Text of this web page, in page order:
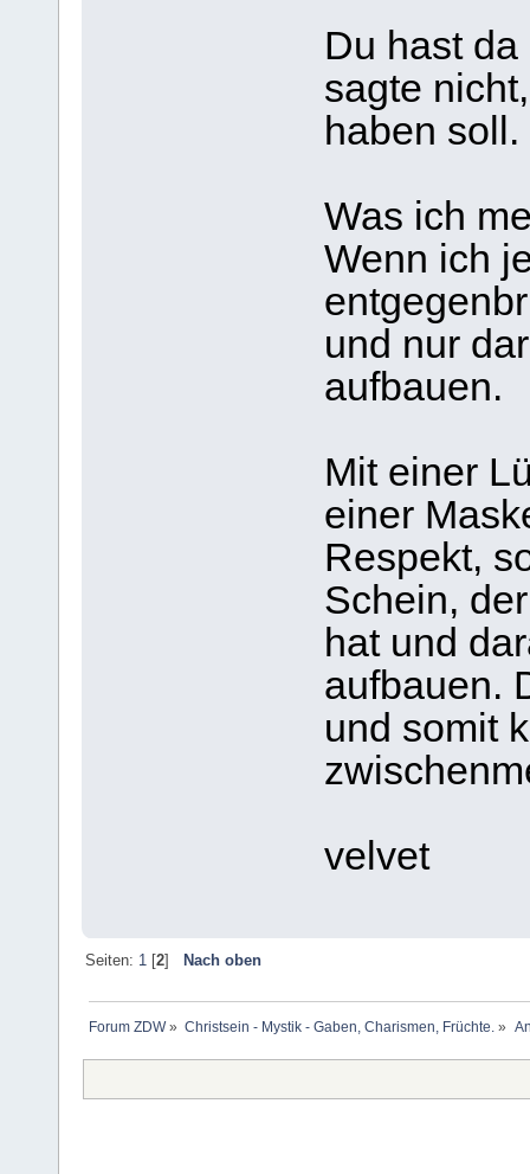
Du hast
sagte
haben soll.
Was ich
Wenn ich
und nur
aufbauen.
Mit einer
einer
Respekt,
Schein,
hat und
aufbauen.
und somit
velvet
Seiten: 1 [2] Nach oben
Forum ZDW» Christsein - Mystik - Gaben, Charismen, Früchte. »